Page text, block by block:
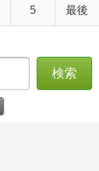
5 最後
検索